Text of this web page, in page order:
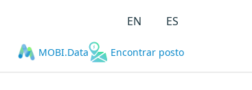
EN ES
MOBI.Data Encontrar posto